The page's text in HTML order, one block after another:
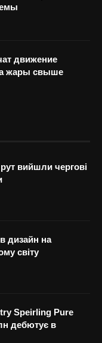
движение
жары свыше
вийшли чергові
дизайн на
світу
Speirling Pure
дебютує в